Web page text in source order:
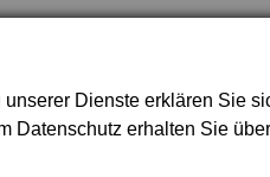
Dienste erklären Sie
Datenschutz erhalten Sie